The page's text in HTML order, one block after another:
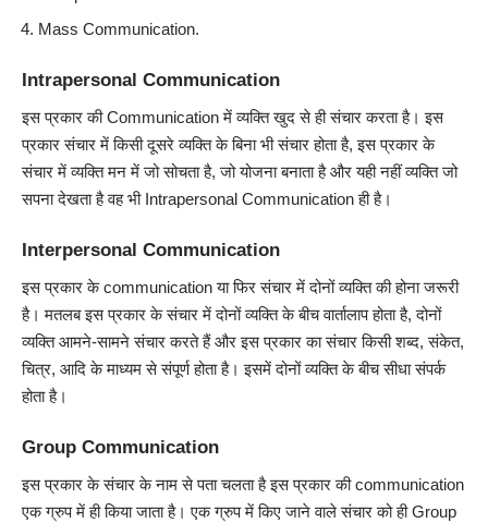
Mass Communication.
Intrapersonal Communication
इस प्रकार की Communication में व्यक्ति खुद से ही संचार करता है। इस
प्रकार संचार में किसी दूसरे व्यक्ति के बिना भी संचार होता है, इस प्रकार के
संचार में व्यक्ति मन में जो सोचता है, जो योजना बनाता है और यही नहीं व्यक्ति जो
सपना देखता है वह भी Intrapersonal Communicationही है।
Interpersonal Communication
इस प्रकार के communication या फिर संचार में दोनों व्यक्ति की होना जरूरी
है। मतलब इस प्रकार के संचार में दोनों व्यक्ति के बीच वार्तालाप होता है, दोनों
व्यक्ति आमने-सामने संचार करते हैं और इस प्रकार का संचार किसी शब्द, संकेत,
चित्र, आदि के माध्यम से संपूर्ण होता है। इसमें दोनों व्यक्ति के बीच सीधा संपर्क
होता है।
Group Communication
इस प्रकार के संचार के नाम से पता चलता है इस प्रकार की communication
एक ग्रुप में ही किया जाता है। एक ग्रुप में किए जाने वाले संचार को ही Group